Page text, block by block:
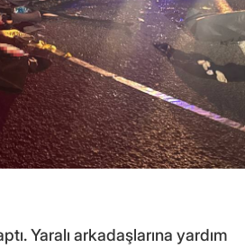
Yaralı arkadaşlarına yardım